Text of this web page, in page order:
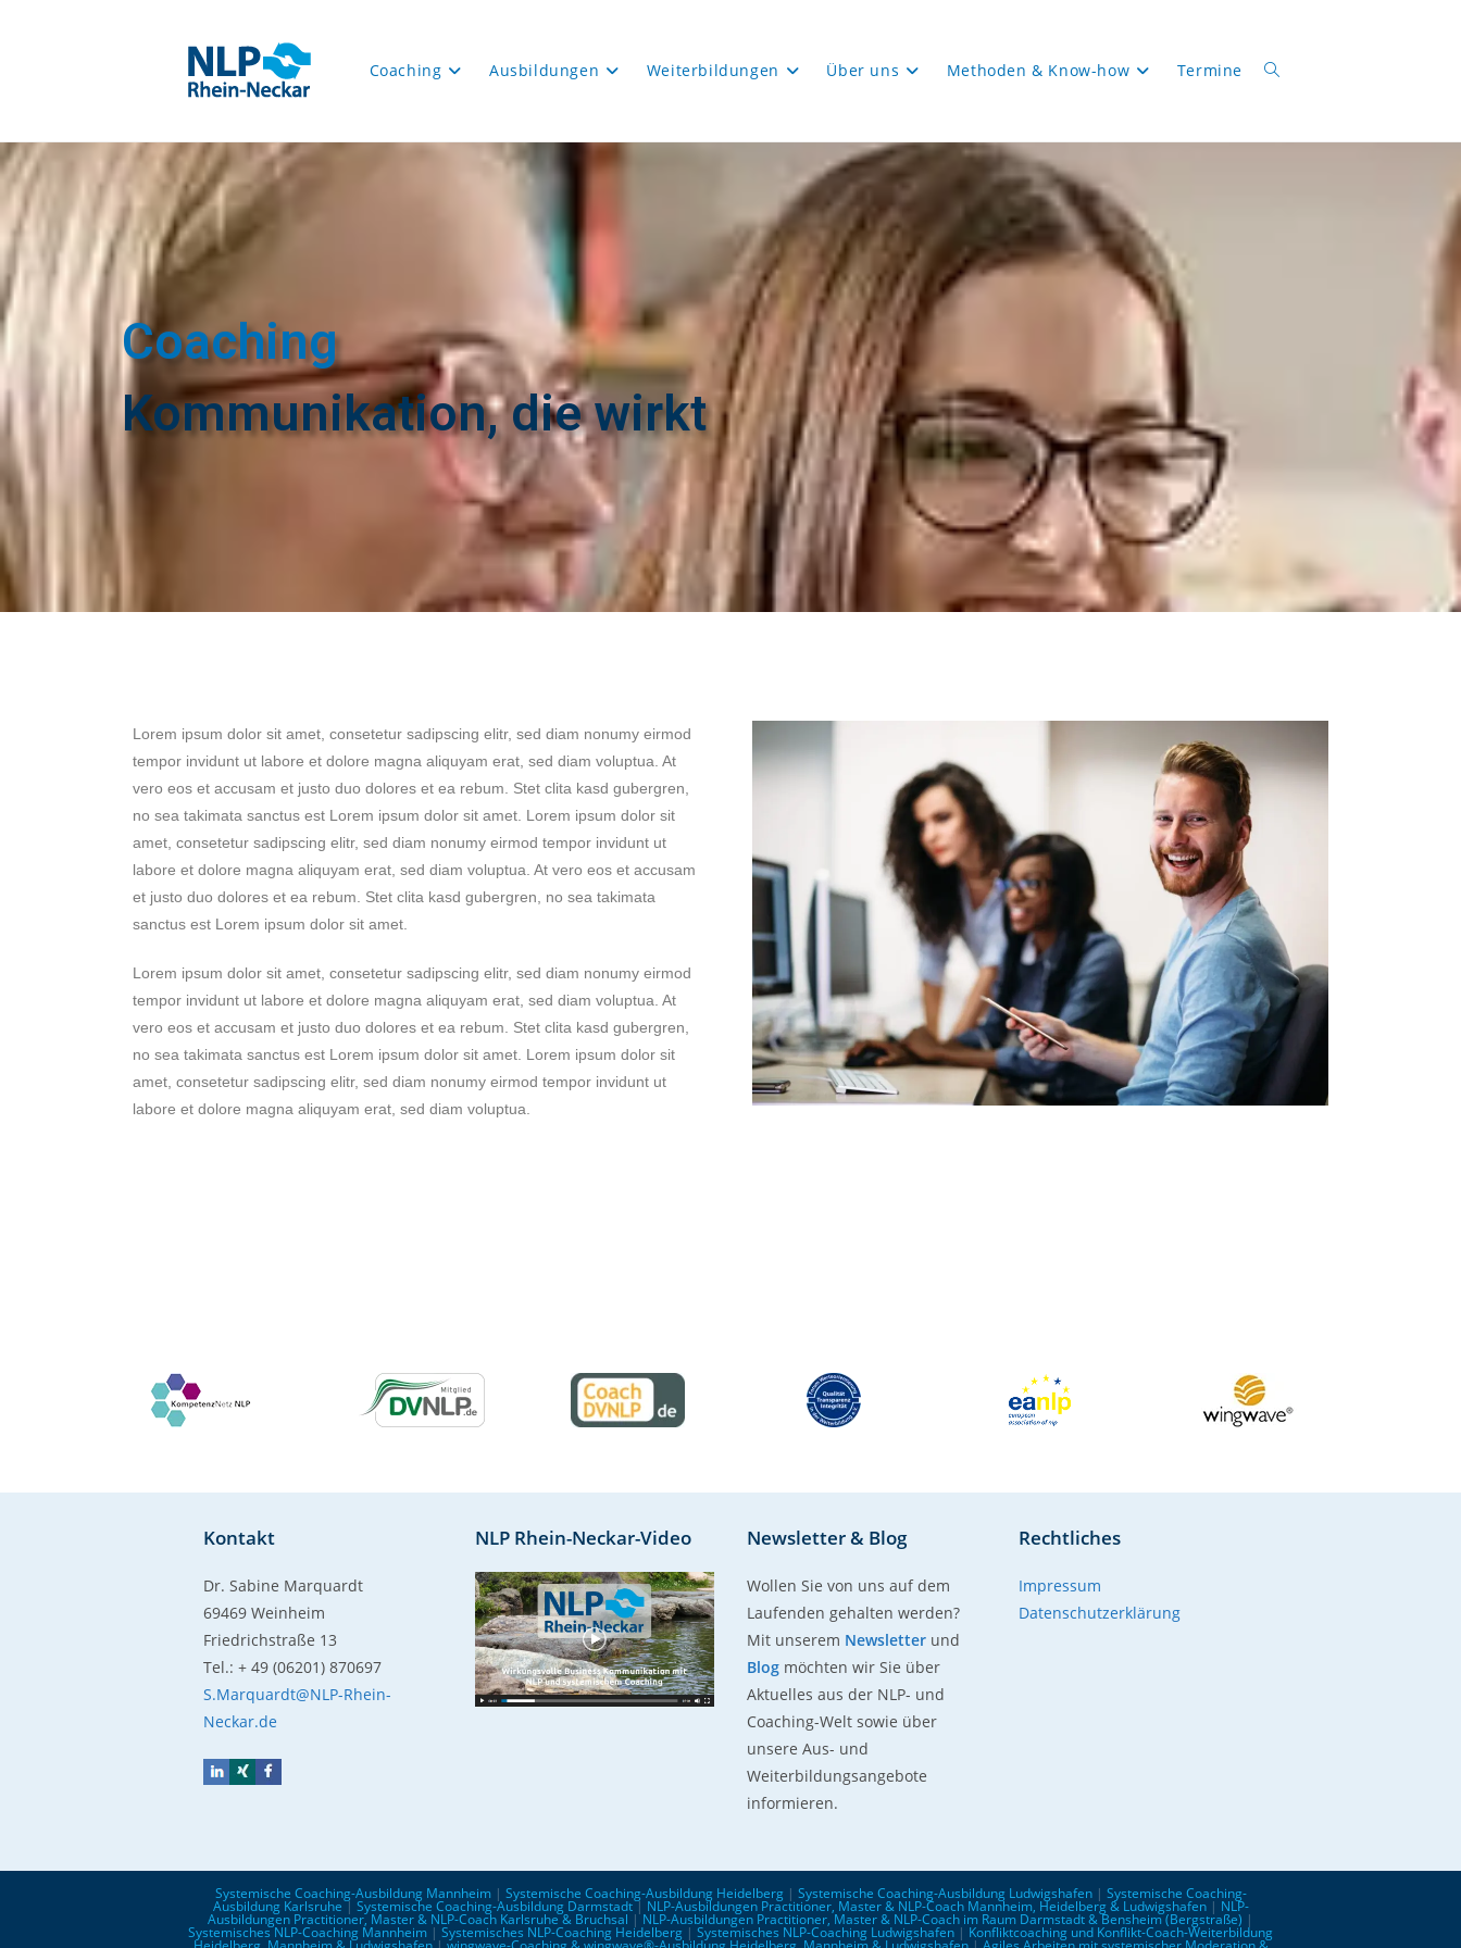
Coaching Ausbildungen Weiterbildungen Über uns Methoden & Know-how Termine
Coaching
Kommunikation, die wirkt
Lorem ipsum dolor sit amet, consetetur sadipscing elitr, sed diam nonumy eirmod
tempor invidunt ut labore et dolore magna aliquyam erat, sed diam voluptua. At
vero eos et accusam et justo duo dolores et ea rebum. Stet clita kasd gubergren,
no sea takimata sanctus est Lorem ipsum dolor sit amet. Lorem ipsum dolor sit
amet, consetetur sadipscing elitr, sed diam nonumy eirmod tempor invidunt ut
labore et dolore magna aliquyam erat, sed diam voluptua. At vero eos et accusam
et justo duo dolores et ea rebum. Stet clita kasd gubergren, no sea takimata
sanctus est Lorem ipsum dolor sit amet.
Lorem ipsum dolor sit amet, consetetur sadipscing elitr, sed diam nonumy eirmod
tempor invidunt ut labore et dolore magna aliquyam erat, sed diam voluptua. At
vero eos et accusam et justo duo dolores et ea rebum. Stet clita kasd gubergren,
no sea takimata sanctus est Lorem ipsum dolor sit amet. Lorem ipsum dolor sit
amet, consetetur sadipscing elitr, sed diam nonumy eirmod tempor invidunt ut
labore et dolore magna aliquyam erat, sed diam voluptua.
Kontakt
Dr. Sabine Marquardt
69469 Weinheim
Friedrichstraße 13
Tel.: + 49 (06201) 870697
S.Marquardt@NLP-Rhein-
Neckar.de
NLP Rhein-Neckar-Video Newsletter & Blog
Wollen Sie von uns auf dem
Laufenden gehalten werden?
Mit unserem Newsletter und
Blog möchten wir Sie über
Aktuelles aus der NLP- und
Coaching-Welt sowie über
unsere Aus- und
Weiterbildungsangebote
informieren.
Rechtliches
Impressum
Datenschutzerklärung
Systemische Coaching-Ausbildung Mannheim| Systemische Coaching-Ausbildung Heidelberg| Systemische Coaching-Ausbildung Ludwigshafen| Systemische Coaching-
Ausbildung Karlsruhe| Systemische Coaching-Ausbildung Darmstadt| NLP-Ausbildungen Practitioner, Master & NLP-Coach Mannheim, Heidelberg & Ludwigshafen| NLP-
Ausbildungen Practitioner, Master & NLP-Coach Karlsruhe & Bruchsal |NLP-Ausbildungen Practitioner, Master & NLP-Coach im Raum Darmstadt & Bensheim (Bergstraße) |
Systemisches NLP-Coaching Mannheim | Systemisches NLP-Coaching Heidelberg | Systemisches NLP-Coaching Ludwigshafen | Konfliktcoaching und Konflikt-Coach-Weiterbildung